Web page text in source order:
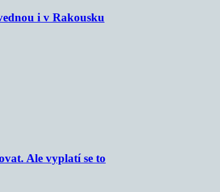
i v Rakousku
Ale vyplatí se to